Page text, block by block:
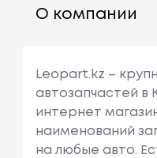
О компании
Leopart.kz –
автозапчастей в
интернет
наименований
на любые авто.